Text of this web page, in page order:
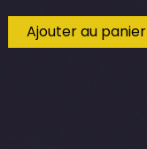
Ajouter au panier